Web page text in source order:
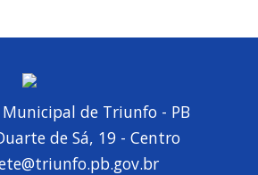
de Triunfo - PB
de Sá, 19 - Centro